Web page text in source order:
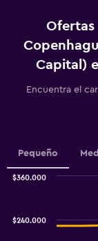
chart
axis
to
120000.
Ofertas
Capital)
Encuentra el
Pequeño
$240.000
$360.000